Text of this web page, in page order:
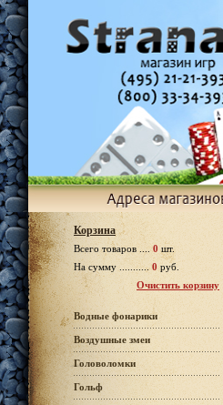
Корзина
Всего товаров ....0 шт.
На сумму ...........0руб.
Очистить корзину
Водные фонарики
Воздушные змеи
Головоломки
Гольф